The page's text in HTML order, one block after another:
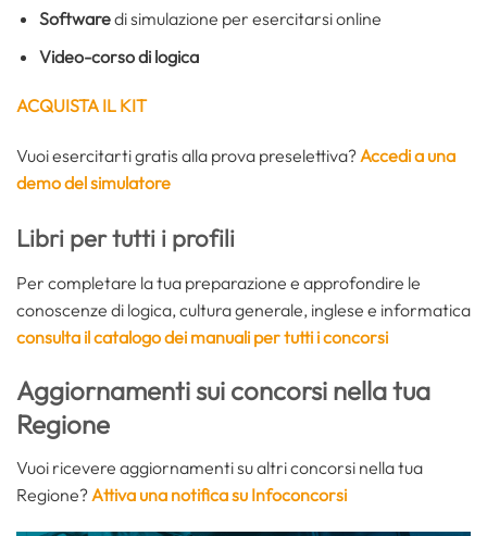
Softwaredi simulazione per esercitarsi online
Video-corso di logica
ACQUISTA IL KIT
Vuoi esercitarti gratis alla prova preselettiva?Accedi a una
demo del simulatore
Libri per tutti i profili
Per completare la tua preparazione e approfondire le
conoscenze di logica, cultura generale, inglese e informatica
consulta il catalogo dei manuali per tutti i concorsi
Aggiornamenti sui concorsi nella tua
Regione
Vuoi ricevere aggiornamenti su altri concorsi nella tua
Regione? Attiva una notifica su Infoconcorsi